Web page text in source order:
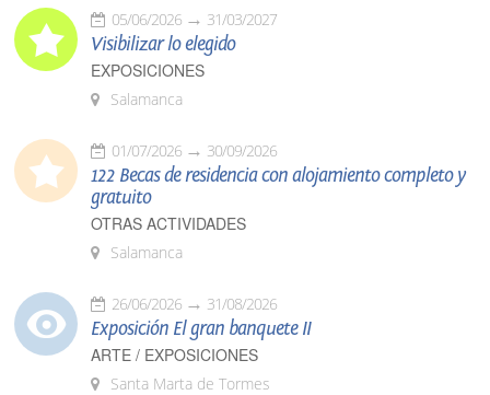
05/06/2026 31/03/2027
Visibilizar lo elegido
EXPOSICIONES
Salamanca
01/07/2026 30/09/2026
122 Becas de residencia con alojamiento completo y
gratuito
OTRAS ACTIVIDADES
Salamanca
26/06/2026 31/08/2026
Exposición El gran banquete II
ARTE / EXPOSICIONES
Santa Marta de Tormes